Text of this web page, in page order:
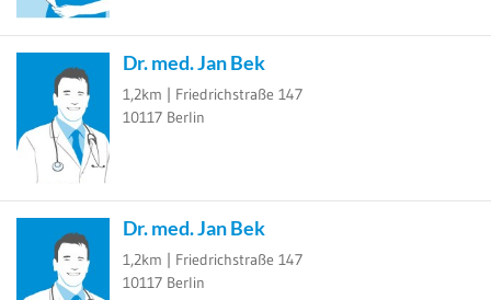
Dr. med. Jan Bek
1,2km | Friedrichstraße 147
10117 Berlin
Dr. med. Jan Bek
1,2km | Friedrichstraße 147
10117 Berlin